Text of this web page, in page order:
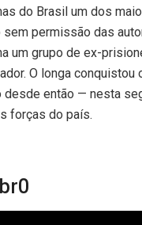
do Brasil um dos
permissão das
um grupo de ex-
O longa
então — nesta
forças do país.